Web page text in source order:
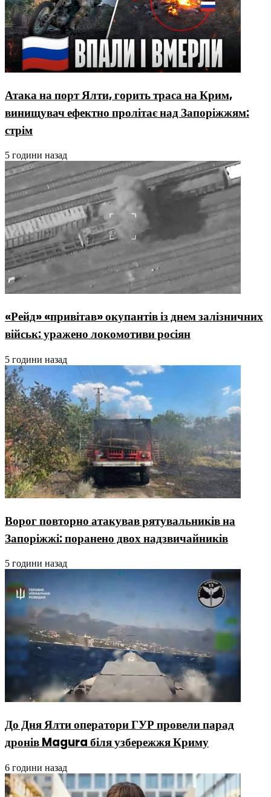
Атака на порт Ялти, горить траса на Крим,
винищувач ефектно пролітає над Запоріжжям:
стрім
5 години назад
«Рейд» «привітав» окупантів із днем залізничних
військ: уражено локомотиви росіян
5 години назад
Ворог повторно атакував рятувальників на
Запоріжжі: поранено двох надзвичайників
5 години назад
До Дня Ялти оператори ГУР провели парад
дронів Magura біля узбережжя Криму
6 години назад